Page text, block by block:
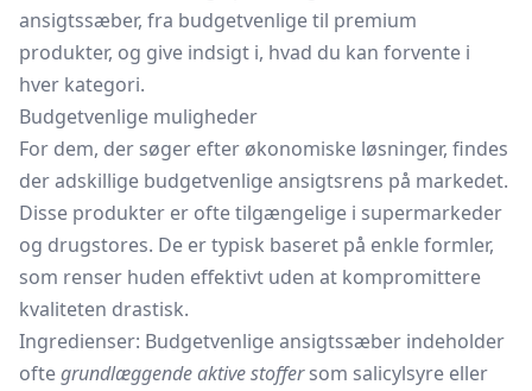
ansigtssæber, fra budgetvenlige til premium
produkter, og give indsigt i, hvad du kan forvente i
hver kategori.
Budgetvenlige muligheder
For dem, der søger efter økonomiske løsninger, findes
der adskillige budgetvenlige ansigtsrens på markedet.
Disse produkter er ofte tilgængelige i supermarkeder
og drugstores. De er typisk baseret på enkle formler,
som renser huden effektivt uden at kompromittere
kvaliteten drastisk.
Ingredienser: Budgetvenlige ansigtssæber indeholder
oftegrundlæggende aktive stoffersom salicylsyre eller